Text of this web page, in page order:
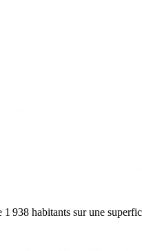
938 habitants sur une